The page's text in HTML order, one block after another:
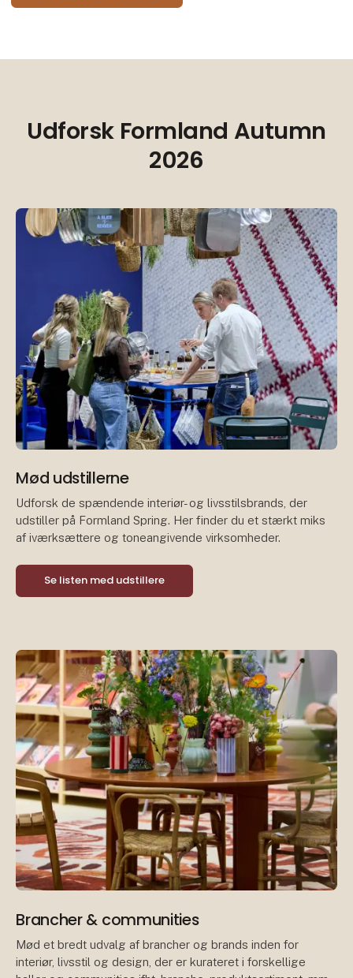
Udforsk Formland Autumn
2026
Mød udstillerne
Udforsk de spændende interiør- og livsstilsbrands, der
udstiller på Formland Spring. Her finder du et stærkt miks
af iværksættere og toneangivende virksomheder.
Se listen med udstillere
Brancher & communities
Mød et bredt udvalg af brancher og brands inden for
interiør, livsstil og design, der er kurateret i forskellige